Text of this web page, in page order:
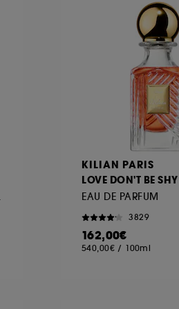
KILIAN PARIS
LOVE DON'T BE SHY
EAU DE PARFUM
3829
162,00€
540,00€ / 100ml